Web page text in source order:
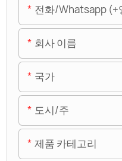
전화/whatsapp (+
회사 이름
국가
도시/주
제품 카테고리